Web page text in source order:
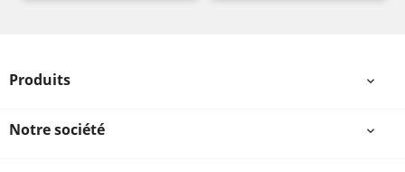
Produits 
Notre société 